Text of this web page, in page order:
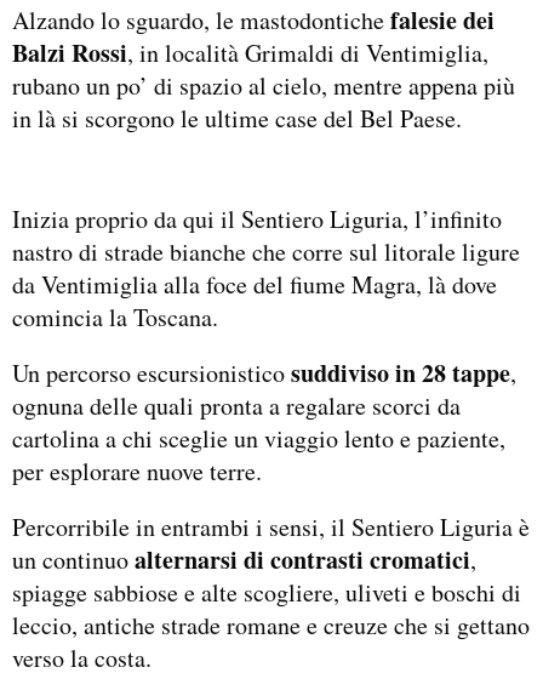
Alzando lo sguardo, le mastodontichefalesie dei
Balzi Rossi, in località Grimaldi di Ventimiglia,
rubano un po’ di spazio al cielo, mentre appena più
in là si scorgono le ultime case del Bel Paese.
Inizia proprio da qui il Sentiero Liguria, l’infinito
nastro di strade bianche che corre sul litorale ligure
da Ventimiglia alla foce del fiume Magra, là dove
comincia la Toscana.
Un percorso escursionisticosuddiviso in 28 tappe,
ognuna delle quali pronta a regalare scorci da
cartolina a chi sceglie un viaggio lento e paziente,
per esplorare nuove terre.
Percorribile in entrambi i sensi, il Sentiero Liguria è
un continuoalternarsi di contrasti cromatici,
spiagge sabbiose e alte scogliere, uliveti e boschi di
leccio, antiche strade romane e creuze che si gettano
verso la costa.